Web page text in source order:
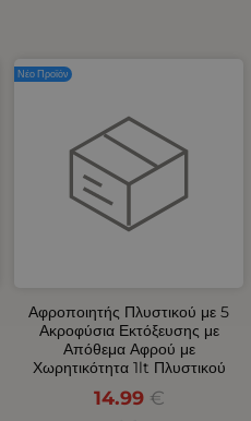
Αφροποιητής Πλυστικού με 5
Ακροφύσια Εκτόξευσης με
Απόθεμα Αφρού με
Χωρητικότητα 1lt Πλυστικού
14.99 €
Νέο Προϊόν